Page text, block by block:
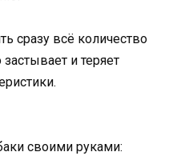
сразу всё количество
и теряет
своими руками: